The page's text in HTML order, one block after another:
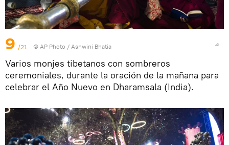
9 /21 © AP Photo / Ashwini Bhatia
Varios monjes tibetanos con sombreros
ceremoniales, durante la oración de la mañana para
celebrar el Año Nuevo en Dharamsala (India).